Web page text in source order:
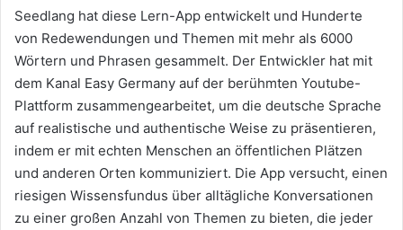
Seedlang hat diese Lern-App entwickelt und Hunderte
von Redewendungen und Themen mit mehr als 6000
Wörtern und Phrasen gesammelt. Der Entwickler hat mit
dem Kanal Easy Germany auf der berühmten Youtube-
Plattform zusammengearbeitet, um die deutsche Sprache
auf realistische und authentische Weise zu präsentieren,
indem er mit echten Menschen an öffentlichen Plätzen
und anderen Orten kommuniziert. Die App versucht, einen
riesigen Wissensfundus über alltägliche Konversationen
zu einer großen Anzahl von Themen zu bieten, die jeder